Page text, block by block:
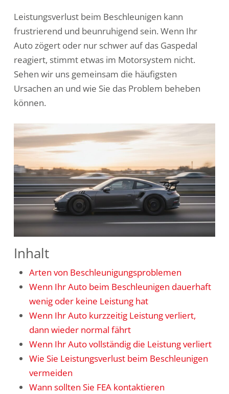
Leistungsverlust beim Beschleunigen kann
frustrierend und beunruhigend sein. Wenn Ihr
Auto zögert oder nur schwer auf das Gaspedal
reagiert, stimmt etwas im Motorsystem nicht.
Sehen wir uns gemeinsam die häufigsten
Ursachen an und wie Sie das Problem beheben
können.
Inhalt
Arten von Beschleunigungsproblemen
Wenn Ihr Auto beim Beschleunigen dauerhaft
wenig oder keine Leistung hat
Wenn Ihr Auto kurzzeitig Leistung verliert,
dann wieder normal fährt
Wenn Ihr Auto vollständig die Leistung verliert
Wie Sie Leistungsverlust beim Beschleunigen
vermeiden
Wann sollten Sie FEA kontaktieren